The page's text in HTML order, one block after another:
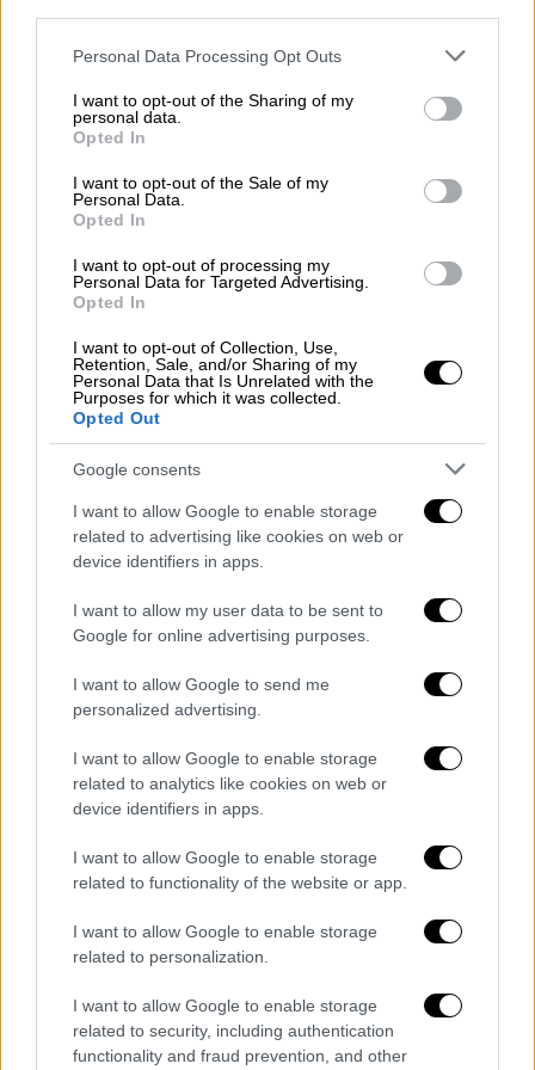
Please note that this website/app uses one or more Google
not limited to your visit or usage behaviour. You may click to
grant or deny consent to Google and its third-party tags to
use your data for below specified purposes in below Google
consent section.
Personal Data Processing Opt Outs
I want to opt-out of the Sharing of my
personal data.
Opted In
I want to opt-out of the Sale of my
Personal Data.
Opted In
I want to opt-out of processing my
Personal Data for Targeted Advertising.
Opted In
I want to opt-out of Collection, Use,
Retention, Sale, and/or Sharing of my
Personal Data that Is Unrelated with the
Purposes for which it was collected.
Opted Out
Google consents
I want to allow Google to enable storage
related to advertising like cookies on web or
device identifiers in apps.
I want to allow my user data to be sent to
Google for online advertising purposes.
I want to allow Google to send me
personalized advertising.
I want to allow Google to enable storage
related to analytics like cookies on web or
device identifiers in apps.
I want to allow Google to enable storage
related to functionality of the website or app.
I want to allow Google to enable storage
related to personalization.
I want to allow Google to enable storage
related to security, including authentication
functionality and fraud prevention, and other
ανάθεσης που υπό το πρόσχημα της
επιχειρησιακής ετοιμότητας, κατατείνουν
στην de facto ευνοϊκή μεταχείριση του
υφιστάμενου παραχωρησιούχου,
παραβιάζοντας ευθέως τις θεμελιώδεις
διαγωνιζομένων και της μη διακριτικής
μεταχείρισης. Η εταιρεία φέρεται να κάνει
λόγο για προβλέψεις που νοθεύουν τον
ανταγωνισμό περιορίζοντας αδικαιολόγητα
οικονομικούς φορείς και ακυρώνουν στην
πράξη τη διαφάνεια της διαγωνιστικής
διαδικασίας, καθώς η επιλογή του αναδόχου
καθίσταται προδιαγεγραμμένη. Με αυτό το
σκεπτικό επικαλούνται παρέκκλιση της
αρχής της αναλογικότητας.
Μετά την προσφυγή για τον διαγωνισμό της
Νησιά, η οποία επίσης εντάσσεται σε μια
ευρύτερη στρατηγική αμφισβήτησης των
όρων των ελληνικών διαγωνισμών με κοινό
παρονομαστή των προσφυγών την
καταγγελία ότι οι διακηρύξεις
περιλαμβάνουν ρυθμίσεις που ευνοούν τους
υφιστάμενους παρόχους, δηλαδή τα ΚΤΕΛ,
περιορίζοντας την ουσιαστική πρόσβαση
νέων παικτών στην αγορά.
Στο μικροσκόπιο τίθενται συγκεκριμένα
τεχνικά και οικονομικά κριτήρια
. Μεταξύ
βιογραφικών βασικού προσωπικού ήδη από
το στάδιο υποβολής προσφορών, κάτι που